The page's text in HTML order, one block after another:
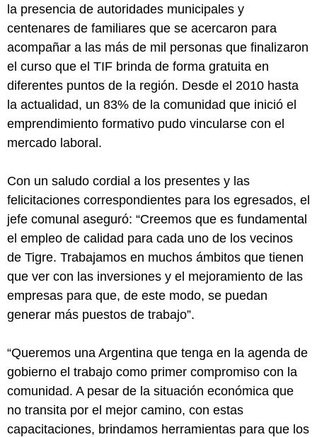
la presencia de autoridades municipales y
centenares de familiares que se acercaron para
acompañar a las más de mil personas que finalizaron
el curso que el TIF brinda de forma gratuita en
diferentes puntos de la región. Desde el 2010 hasta
la actualidad, un 83% de la comunidad que inició el
emprendimiento formativo pudo vincularse con el
mercado laboral.
Con un saludo cordial a los presentes y las
felicitaciones correspondientes para los egresados, el
jefe comunal aseguró: “Creemos que es fundamental
el empleo de calidad para cada uno de los vecinos
de Tigre. Trabajamos en muchos ámbitos que tienen
que ver con las inversiones y el mejoramiento de las
empresas para que, de este modo, se puedan
generar más puestos de trabajo”.
“Queremos una Argentina que tenga en la agenda de
gobierno el trabajo como primer compromiso con la
comunidad. A pesar de la situación económica que
no transita por el mejor camino, con estas
capacitaciones, brindamos herramientas para que los